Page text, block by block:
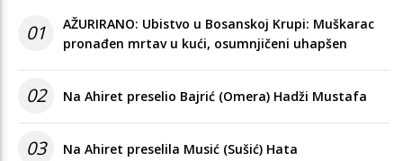
01
AŽURIRANO: Ubistvo u Bosanskoj Krupi: Muškarac
pronađen mrtav u kući, osumnjičeni uhapšen
02 Na Ahiret preselio Bajrić (Omera) Hadži Mustafa
03 Na Ahiret preselila Musić (Sušić) Hata